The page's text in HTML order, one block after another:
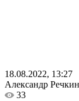
18.08.2022, 13:27
Александр Речкин
33